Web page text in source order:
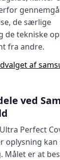
de særlige
tekniske
fra andre.
af
ved
Perfect
oplysning
Målet er at